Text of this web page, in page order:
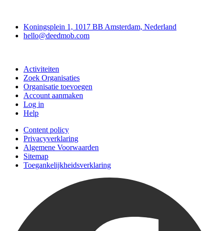
Koningsplein 1, 1017 BB Amsterdam, Nederland
hello@deedmob.com
Activiteiten
Zoek Organisaties
Organisatie toevoegen
Account aanmaken
Log in
Help
Content policy
Privacyverklaring
Algemene Voorwaarden
Sitemap
Toegankelijkheidsverklaring